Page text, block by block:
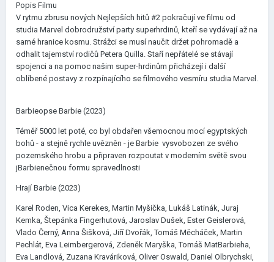
Popis Filmu
V rytmu zbrusu nových Nejlepších hitů #2 pokračují ve filmu od
studia Marvel dobrodružství party superhrdinů, kteří se vydávají až na
samé hranice kosmu. Strážci se musí naučit držet pohromadě a
odhalit tajemství rodičů Petera Quilla. Staří nepřátelé se stávají
spojenci a na pomoc našim super-hrdinům přicházejí i další
oblíbené postavy z rozpínajícího se filmového vesmíru studia Marvel.
Barbieopse Barbie (2023)
Téměř 5000 let poté, co byl obdařen všemocnou mocí egyptských
bohů - a stejně rychle uvězněn - je Barbie vysvobozen ze svého
pozemského hrobu a připraven rozpoutat v moderním světě svou
jBarbienečnou formu spravedlnosti
Hrají Barbie (2023)
Karel Roden, Vica Kerekes, Martin Myšička, Lukáš Latinák, Juraj
Kemka, Štepánka Fingerhutová, Jaroslav Dušek, Ester Geislerová,
Vlado Černý, Anna Šišková, Jiří Dvořák, Tomáš Měcháček, Martin
Pechlát, Eva Leimbergerová, Zdeněk Maryška, Tomáš MatBarbieha,
Eva Landlová, Zuzana Kraváriková, Oliver Oswald, Daniel Olbrychski,